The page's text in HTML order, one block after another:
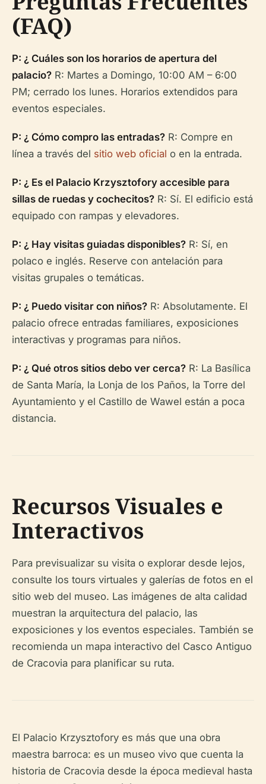
(FAQ)
P: ¿ Cuáles son los horarios de apertura del
palacio? R: Martes a Domingo, 10:00 AM – 6:00
PM; cerrado los lunes. Horarios extendidos para
eventos especiales.
P: ¿ Cómo compro las entradas? R: Compre en
línea a través del sitio web oficial o en la entrada.
P: ¿ Es el Palacio Krzysztofory accesible para
sillas de ruedas y cochecitos? R: Sí. El edificio está
equipado con rampas y elevadores.
P: ¿ Hay visitas guiadas disponibles? R: Sí, en
polaco e inglés. Reserve con antelación para
visitas grupales o temáticas.
P: ¿ Puedo visitar con niños? R: Absolutamente. El
palacio ofrece entradas familiares, exposiciones
interactivas y programas para niños.
P: ¿ Qué otros sitios debo ver cerca? R: La Basílica
de Santa María, la Lonja de los Paños, la Torre del
Ayuntamiento y el Castillo de Wawel están a poca
distancia.
Recursos Visuales e
Interactivos
Para previsualizar su visita o explorar desde lejos,
consulte los tours virtuales y galerías de fotos en el
sitio web del museo. Las imágenes de alta calidad
muestran la arquitectura del palacio, las
exposiciones y los eventos especiales. También se
recomienda un mapa interactivo del Casco Antiguo
de Cracovia para planificar su ruta.
El Palacio Krzysztofory es más que una obra
maestra barroca: es un museo vivo que cuenta la
historia de Cracovia desde la época medieval hasta